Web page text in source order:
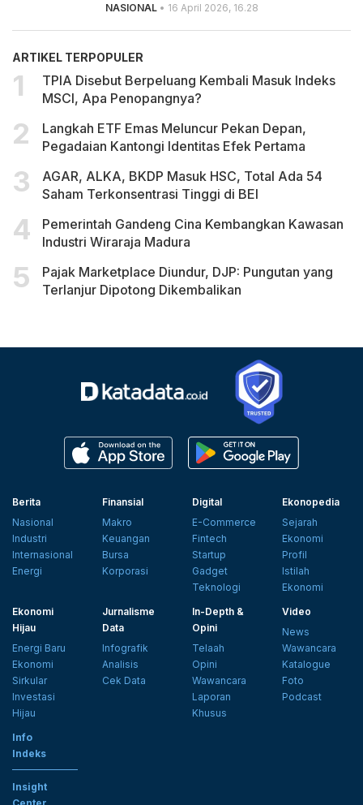
NASIONAL • 16 April 2026, 16.28
ARTIKEL TERPOPULER
TPIA Disebut Berpeluang Kembali Masuk Indeks
MSCI, Apa Penopangnya?
Langkah ETF Emas Meluncur Pekan Depan,
Pegadaian Kantongi Identitas Efek Pertama
AGAR, ALKA, BKDP Masuk HSC, Total Ada 54
Saham Terkonsentrasi Tinggi di BEI
Pemerintah Gandeng Cina Kembangkan Kawasan
Industri Wiraraja Madura
Pajak Marketplace Diundur, DJP: Pungutan yang
Terlanjur Dipotong Dikembalikan
Berita
Nasional
Industri
Internasional
Energi
Finansial
Makro
Keuangan
Bursa
Korporasi
Digital
E-Commerce
Fintech
Startup
Gadget
Teknologi
Ekonopedia
Sejarah
Ekonomi
Profil
Istilah
Ekonomi
Ekonomi
Hijau
Energi Baru
Ekonomi
Sirkular
Investasi
Hijau
Jurnalisme
Data
Infografik
Analisis
Cek Data
In-Depth &
Opini
Telaah
Opini
Wawancara
Laporan
Khusus
Video
News
Wawancara
Katalogue
Foto
Podcast
Info
Indeks
Insight